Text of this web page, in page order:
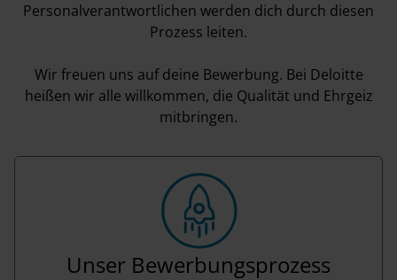
Personalverantwortlichen werden dich durch diesen
Prozess leiten.
Wir freuen uns auf deine Bewerbung. Bei Deloitte
heißen wir alle willkommen, die Qualität und Ehrgeiz
mitbringen.
Unser Bewerbungsprozess